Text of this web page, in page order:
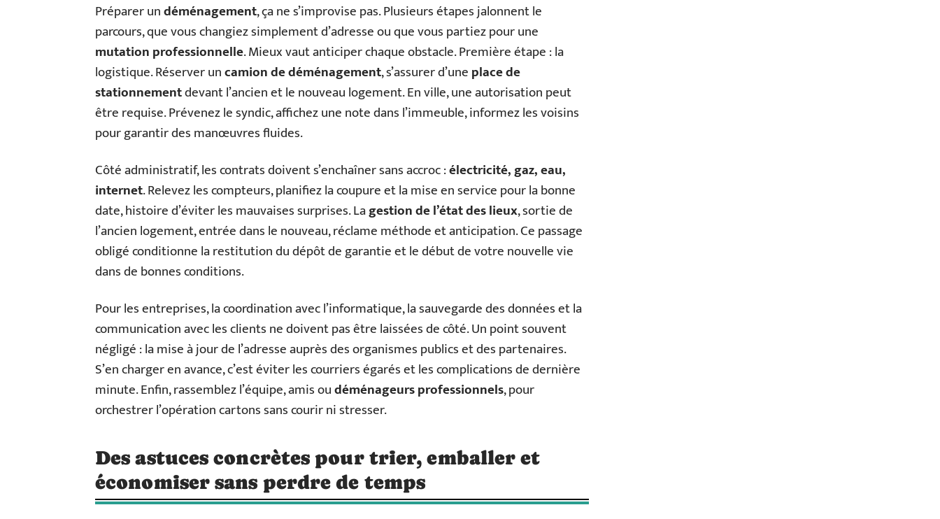
Préparer undéménagement, ça ne s’improvise pas. Plusieurs étapes jalonnent le
parcours, que vous changiez simplement d’adresse ou que vous partiez pour une
mutation professionnelle. Mieux vaut anticiper chaque obstacle. Première étape : la
logistique. Réserver uncamion de déménagement, s’assurer d’uneplace de
stationnementdevant l’ancien et le nouveau logement. En ville, une autorisation peut
être requise. Prévenez le syndic, affichez une note dans l’immeuble, informez les voisins
pour garantir des manœuvres fluides.
Côté administratif, les contrats doivent s’enchaîner sans accroc :électricité, gaz, eau,
internet. Relevez les compteurs, planifiez la coupure et la mise en service pour la bonne
date, histoire d’éviter les mauvaises surprises. Lagestion de l’état des lieux, sortie de
l’ancien logement, entrée dans le nouveau, réclame méthode et anticipation. Ce passage
obligé conditionne la restitution du dépôt de garantie et le début de votre nouvelle vie
dans de bonnes conditions.
Pour les entreprises, la coordination avec l’informatique, la sauvegarde des données et la
communication avec les clients ne doivent pas être laissées de côté. Un point souvent
négligé : la mise à jour de l’adresse auprès des organismes publics et des partenaires.
S’en charger en avance, c’est éviter les courriers égarés et les complications de dernière
minute. Enfin, rassemblez l’équipe, amis oudéménageurs professionnels, pour
orchestrer l’opération cartons sans courir ni stresser.
Des astuces concrètes pour trier, emballer et
économiser sans perdre de temps